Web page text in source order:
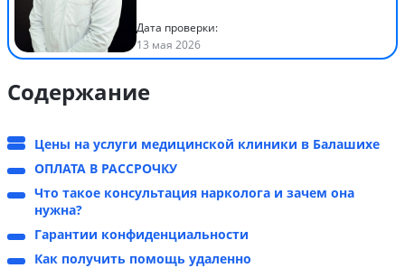
Дата проверки:
13 мая 2026
Содержание
Цены на услуги медицинской клиники в Балашихе
ОПЛАТА В РАССРОЧКУ
Что такое консультация нарколога и зачем она
нужна?
Гарантии конфиденциальности
Как получить помощь удаленно